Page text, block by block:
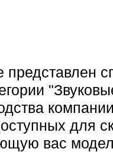
представлен
для
вас